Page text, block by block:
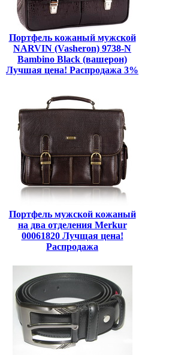
Портфель кожаный мужской
NARVIN (Vasheron) 9738-N
Bambino Black (вашерон)
Лучшая цена! Распродажа 3%
Портфель мужской кожаный
на два отделения Merkur
00061820 Лучщая цена!
Распродажа